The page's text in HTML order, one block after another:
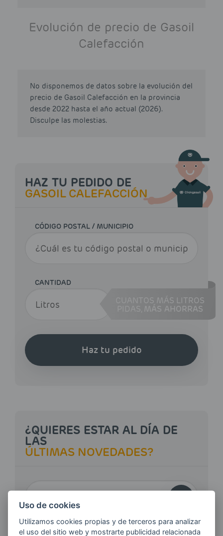
Evolución de precio de Gasoil
Calefacción
No disponemos de datos sobre la evolución del
precio de Gasoil Calefacción en la provincia
desde 2022 hasta el año actual (2026).
Disculpe las molestias.
HAZ TU PEDIDO DE
GASOIL CALEFACCIÓN
CÓDIGO POSTAL / MUNICIPIO
CANTIDAD
CUANTOS MÁS LITROS
MÁS AHORRAS
Haz tu pedido
¿QUIERES ESTAR AL DÍA DE
LAS
ÚLTIMAS NOVEDADES?
Quiero recibir las últimas novedades de AVIA
Uso de cookies
Utilizamos cookies propias y de terceros para analizar
el uso del sitio web y mostrarte publicidad relacionada